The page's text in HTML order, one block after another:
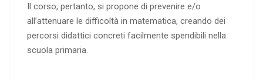
Il corso, pertanto, si propone di prevenire e/o
all’attenuare le difficoltà in matematica, creando dei
percorsi didattici concreti facilmente spendibili nella
scuola primaria.